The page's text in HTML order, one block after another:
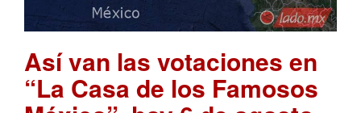
Así van las votaciones en
“La Casa de los Famosos